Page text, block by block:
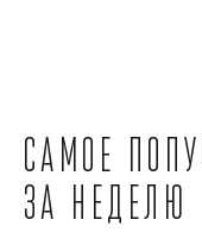
Самое
за неделю